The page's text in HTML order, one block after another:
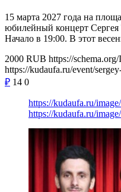
15 марта 2027 года на
юбилейный концерт
Начало в 19:00. В этот
2000 RUB https://
https://kudaufa.ru/event/
₽ 14 0
https://kudaufa.ru/
https://kudaufa.ru/